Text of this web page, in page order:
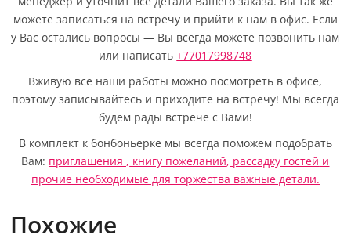
можете записаться на встречу и прийти к нам в офис. Если
у Вас остались вопросы — Вы всегда можете позвонить нам
или написать+77017998748
Вживую все наши работы можно посмотреть в офисе,
поэтому записывайтесь и приходите на встречу! Мы всегда
будем рады встрече с Вами!
В комплект к бонбоньерке мы всегда поможем подобрать
Вам: приглашения , книгу пожеланий, рассадку гостей и
прочие необходимые для торжества важные детали.
Похожие